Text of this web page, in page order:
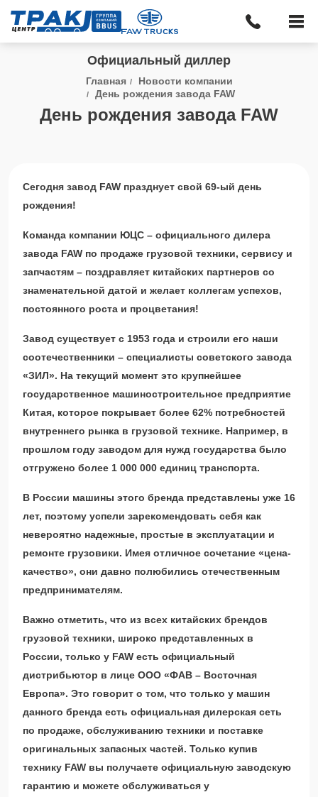
Официальный диллер
Главная
Новости компании
День рождения завода FAW
День рождения завода FAW
Сегодня завод FAW празднует свой 69-ый день
рождения!
Команда компании ЮЦС – официального дилера
завода FAW по продаже грузовой техники, сервису и
запчастям – поздравляет китайских партнеров со
знаменательной датой и желает коллегам успехов,
постоянного роста и процветания!
Завод существует с 1953 года и строили его наши
соотечественники – специалисты советского завода
«ЗИЛ». На текущий момент это крупнейшее
государственное машиностроительное предприятие
Китая, которое покрывает более 62% потребностей
внутреннего рынка в грузовой технике. Например, в
прошлом году заводом для нужд государства было
отгружено более 1 000 000 единиц транспорта.
В России машины этого бренда представлены уже 16
лет, поэтому успели зарекомендовать себя как
невероятно надежные, простые в эксплуатации и
ремонте грузовики. Имея отличное сочетание «цена-
качество», они давно полюбились отечественным
предпринимателям.
Важно отметить, что из всех китайских брендов
грузовой техники, широко представленных в
России, только у FAW есть официальный
дистрибьютор в лице ООО «ФАВ – Восточная
Европа». Это говорит о том, что только у машин
данного бренда есть официальная дилерская сеть
по продаже, обслуживанию техники и поставке
оригинальных запасных частей. Только купив
технику FAW вы получаете официальную заводскую
гарантию и можете обслуживаться у